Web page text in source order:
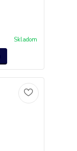
Skladom